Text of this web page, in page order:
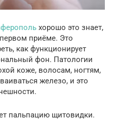
хорошо это знает,
приёме. Это
как функционирует
фон. Патологии
коже, волосам, ногтям,
железо, и это
пальпацию щитовидки.